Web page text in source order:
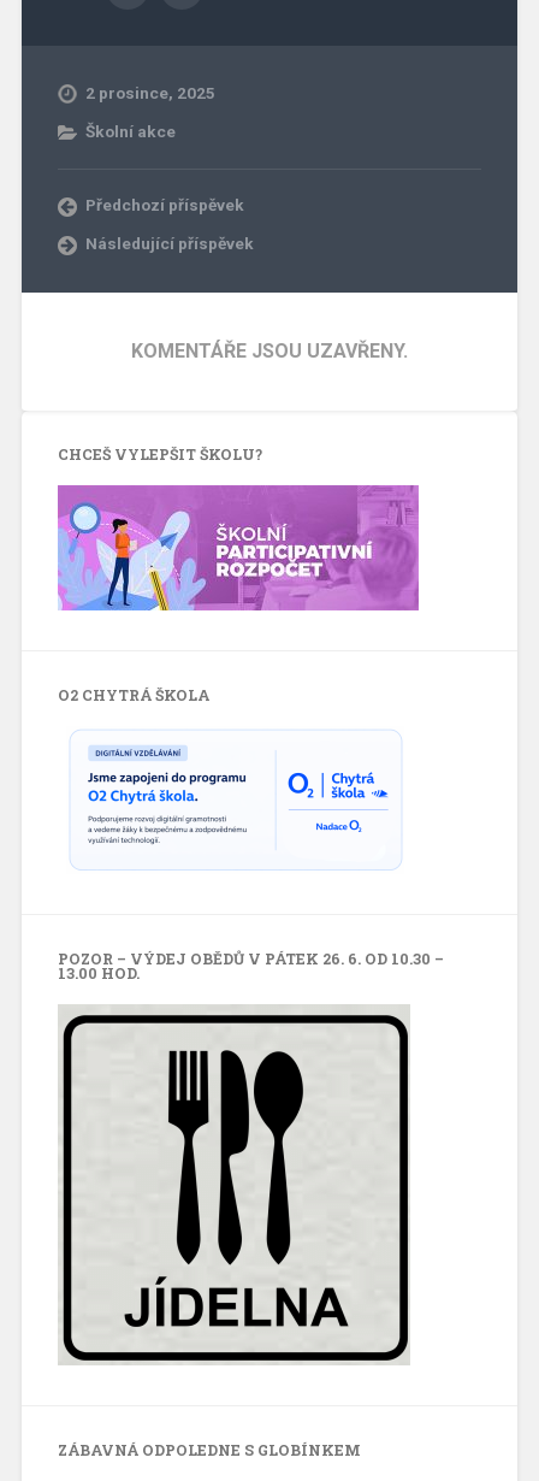
2 prosince, 2025
Školní akce
Předchozí příspěvek
Následující příspěvek
KOMENTÁŘE JSOU UZAVŘENY.
CHCEŠ VYLEPŠIT ŠKOLU?
O2 CHYTRÁ ŠKOLA
POZOR – VÝDEJ OBĚDŮ V PÁTEK 26. 6. OD 10.30 –
13.00 HOD.
ZÁBAVNÁ ODPOLEDNE S GLOBÍNKEM